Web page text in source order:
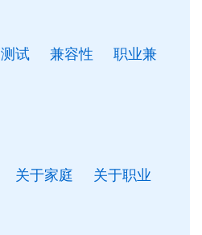
测试 兼容性
职业兼
关于家庭
关于职业